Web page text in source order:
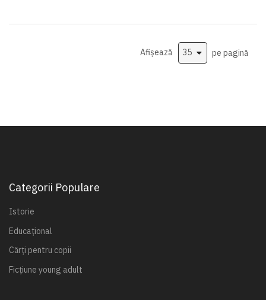
Afișează pe pagină
Categorii Populare
Istorie
Educațional
Cărți pentru copii
Ficțiune young adult